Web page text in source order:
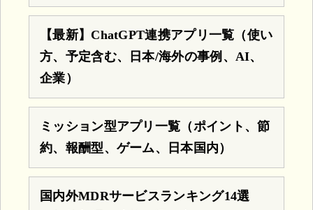
【最新】ChatGPT連携アプリ一覧（使い
方、予定含む、日本/海外の事例、AI、
企業）
ミッション型アプリ一覧（ポイント、節
約、報酬型、ゲーム、日本国内）
国内外MDRサービスランキング14選